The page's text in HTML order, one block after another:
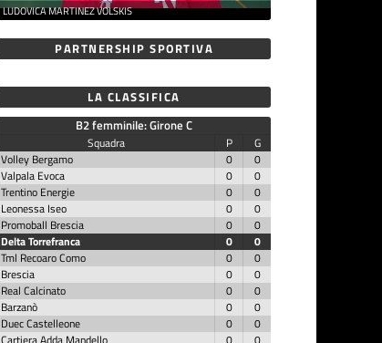
LUDOVICA MARTINEZ VOLSKIS
PARTNERSHIP SPORTIVA
LA CLASSIFICA
B2 femminile: Girone C
Squadra P
G
Volley Bergamo
0
0
Valpala Evoca
0
0
Trentino Energie
0
0
Leonessa Iseo
0
0
Promoball Brescia
0
0
Delta Torrefranca
0
0
Tml Recoaro Como
0
0
Brescia
0
0
Real Calcinato
0
0
Barzanò
0
0
Duec Castelleone
0
0